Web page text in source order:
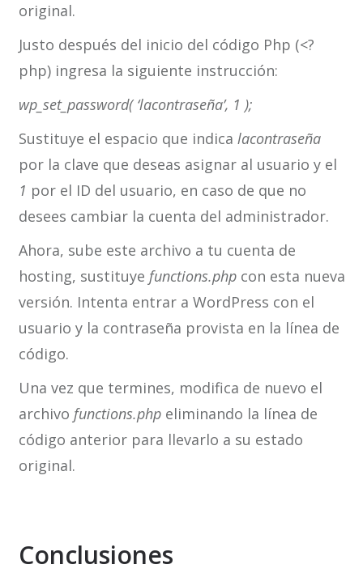
original.
Justo después del inicio del código Php (<?
php) ingresa la siguiente instrucción:
wp_set_password( ‘lacontraseña’, 1 );
Sustituye el espacio que indica lacontraseña
por la clave que deseas asignar al usuario y el
1 por el ID del usuario, en caso de que no
desees cambiar la cuenta del administrador.
Ahora, sube este archivo a tu cuenta de
hosting, sustituye functions.php con esta nueva
versión. Intenta entrar a WordPress con el
usuario y la contraseña provista en la línea de
código.
Una vez que termines, modifica de nuevo el
archivo functions.php eliminando la línea de
código anterior para llevarlo a su estado
original.
Conclusiones